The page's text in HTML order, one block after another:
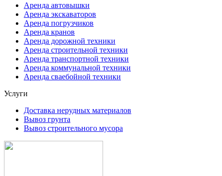
Аренда автовышки
Аренда экскаваторов
Аренда погрузчиков
Аренда кранов
Аренда дорожной техники
Аренда строительной техники
Аренда транспортной техники
Аренда коммунальной техники
Аренда сваебойной техники
Услуги
Доставка нерудных материалов
Вывоз грунта
Вывоз строительного мусора